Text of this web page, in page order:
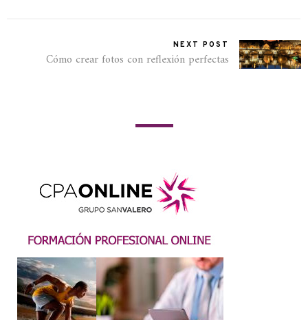
NEXT POST
Cómo crear fotos con reflexión perfectas